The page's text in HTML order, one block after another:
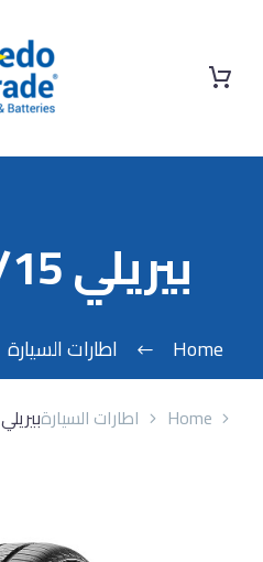
بيريلي 195/65/15
Home اطارات السيارة
Home اطارات السيارةبيريلي 195/65/15